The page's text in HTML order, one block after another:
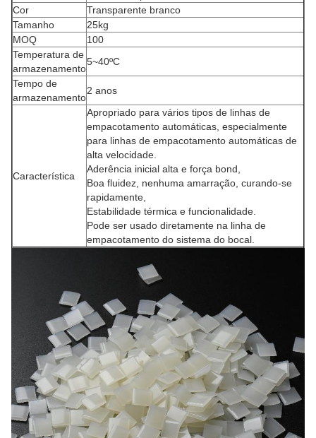
Cor
Transparente branco
Tamanho
25kg
MOQ
100
Temperatura de
armazenamento
5~40ºC
Tempo de
armazenamento
2 anos
Característica
Apropriado para vários tipos de linhas de
empacotamento automáticas, especialmente
para linhas de empacotamento automáticas de
alta velocidade.
Aderência inicial alta e força bond,
Boa fluidez, nenhuma amarração, curando-se
rapidamente,
Estabilidade térmica e funcionalidade.
Pode ser usado diretamente na linha de
empacotamento do sistema do bocal.